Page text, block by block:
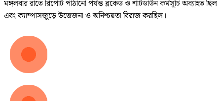
মঙ্গলবার রাতে রিপোর্ট পাঠানো পর্যন্ত ব্লকেড ও শাটডাউন কর্মসূচি অব্যাহত ছিল
এবং ক্যাম্পাসজুড়ে উত্তেজনা ও অনিশ্চয়তা বিরাজ করছিল।